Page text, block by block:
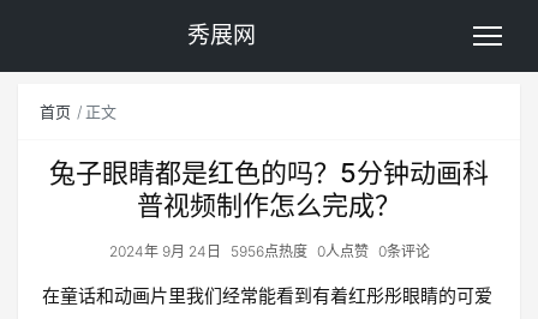
秀展网
首页 正文
兔子眼睛都是红色的吗？5分钟动画科
普视频制作怎么完成？
2024年 9月 24日 5956点热度 0人点赞 0条评论
在童话和动画片里我们经常能看到有着红彤彤眼睛的可爱